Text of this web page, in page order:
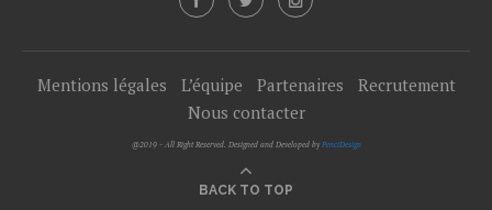
Mentions légales L’équipe Partenaires
Recrutement
Nous contacter
@2019 - All Right Reserved. Designed and Developed by PenciDesign
BACK TO TOP